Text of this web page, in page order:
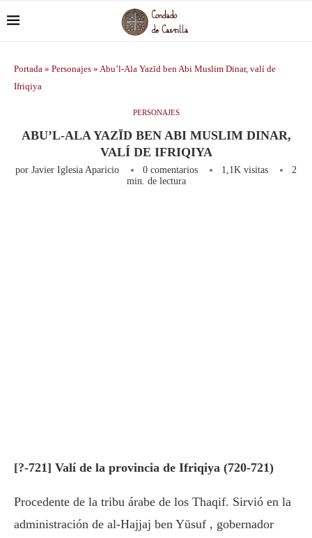
Portada » Personajes » Abu’l-Ala Yazīd ben Abi Muslim Dinar, valí de
Ifriqiya
PERSONAJES
ABU’L-ALA YAZĪD BEN ABI MUSLIM DINAR,
VALÍ DE IFRIQIYA
por Javier Iglesia Aparicio 0 comentarios 1,1K visitas
2
min. de lectura
[?-721] Valí de la provincia de Ifriqiya (720-721)
Procedente de la tribu árabe de los Thaqif. Sirvió en la
administración de al-Hajjaj ben Yūsuf , gobernador